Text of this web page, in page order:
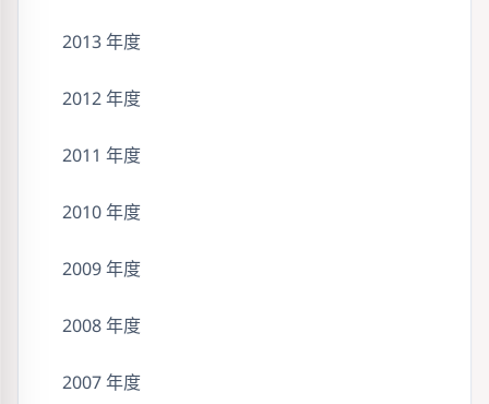
2013 年度
2012 年度
2011 年度
2010 年度
2009 年度
2008 年度
2007 年度